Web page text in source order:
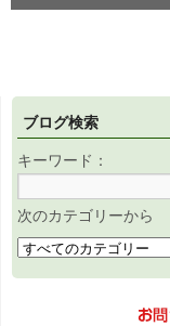
ブログ検索
キーワード：
次のカテゴリーから